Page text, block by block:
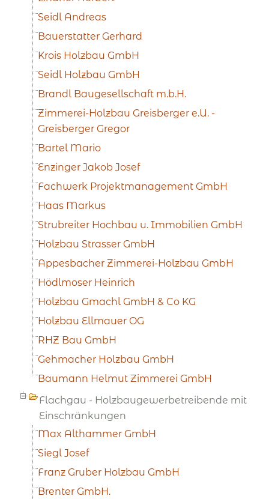
Seidl Andreas
Bauerstatter Gerhard
Krois Holzbau GmbH
Seidl Holzbau GmbH
Brandl Baugesellschaft m.b.H.
Zimmerei-Holzbau Greisberger e.U. -
Greisberger Gregor
Bartel Mario
Enzinger Jakob Josef
Fachwerk Projektmanagement GmbH
Haas Markus
Strubreiter Hochbau u. Immobilien GmbH
Holzbau Strasser GmbH
Appesbacher Zimmerei-Holzbau GmbH
Hödlmoser Heinrich
Holzbau Gmachl GmbH & Co KG
Holzbau Ellmauer OG
RHZ Bau GmbH
Gehmacher Holzbau GmbH
Baumann Helmut Zimmerei GmbH
Flachgau - Holzbaugewerbetreibende mit
Einschränkungen
Max Althammer GmbH
Siegl Josef
Franz Gruber Holzbau GmbH
Brenter GmbH.